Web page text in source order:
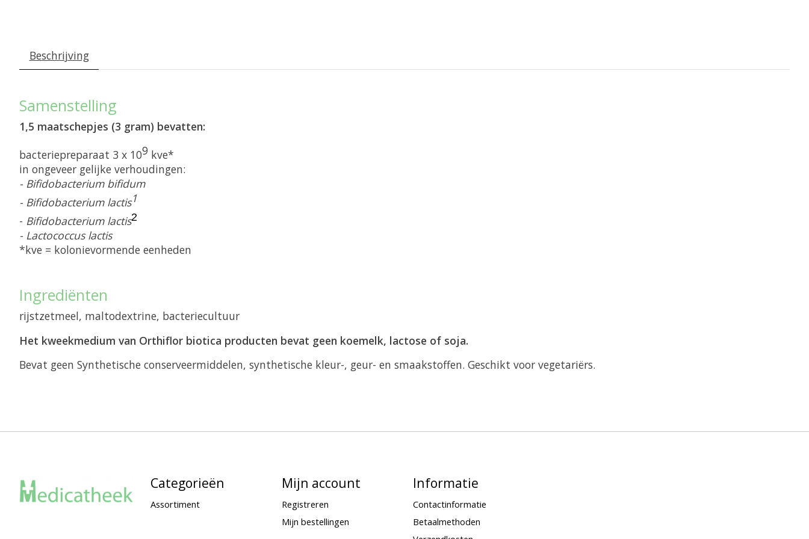
Beschrijving
Samenstelling
1,5 maatschepjes (3 gram) bevatten:
bacteriepreparaat 3 x 109 kve*
in ongeveer gelijke verhoudingen:
- Bifidobacterium bifidum
- Bifidobacterium lactis1
- Bifidobacterium lactis2
- Lactococcus lactis
*kve = kolonievormende eenheden
Ingrediënten
rijstzetmeel, maltodextrine, bacteriecultuur
Het kweekmedium van Orthiflor biotica producten bevat geen koemelk, lactose of soja.
Bevat geen Synthetische conserveermiddelen, synthetische kleur-, geur- en smaakstoffen. Geschikt voor vegetariërs.
Categorieën
Assortiment
Mijn account
Registreren
Mijn bestellingen
Informatie
Contactinformatie
Betaalmethoden